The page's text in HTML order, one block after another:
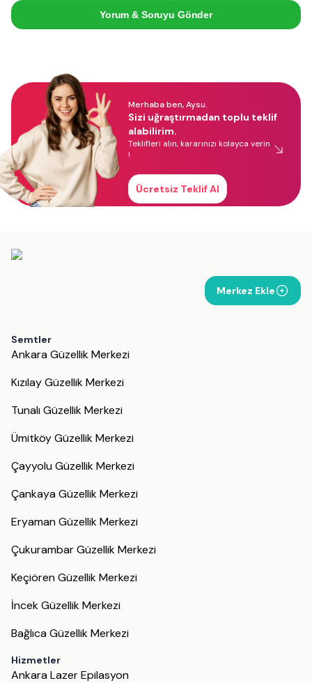
Yorum & Soruyu Gönder
Merhaba ben, Aysu.
Sizi uğraştırmadan toplu teklif
alabilirim.
Teklifleri alın, kararınızı kolayca verin
!
Ücretsiz Teklif Al
Merkez Ekle
Semtler
Ankara Güzellik Merkezi
Kızılay Güzellik Merkezi
Tunalı Güzellik Merkezi
Ümitköy Güzellik Merkezi
Çayyolu Güzellik Merkezi
Çankaya Güzellik Merkezi
Eryaman Güzellik Merkezi
Çukurambar Güzellik Merkezi
Keçiören Güzellik Merkezi
İncek Güzellik Merkezi
Bağlıca Güzellik Merkezi
Hizmetler
Ankara Lazer Epilasyon